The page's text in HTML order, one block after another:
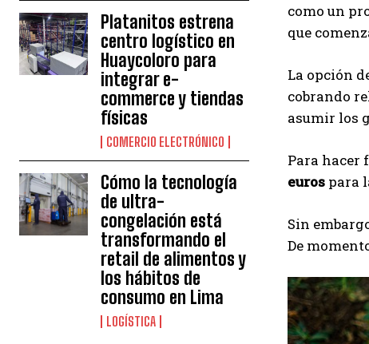
Platanitos estrena
centro logístico en
Huaycoloro para
integrar e-
commerce y tiendas
físicas
COMERCIO ELECTRÓNICO
Cómo la tecnología
de ultra-
congelación está
transformando el
retail de alimentos y
los hábitos de
consumo en Lima
LOGÍSTICA
como un
que
La opción
cobrando
asumir los
Para hacer
euros para
Sin
De